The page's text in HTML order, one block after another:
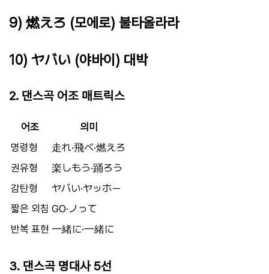
9) 燃えろ (모에로) 불타올라라
10) ヤバい (야바이) 대박
2. 댄스곡 어조 매트릭스
어조
의미
명령형
走れ·飛べ·燃えろ
권유형
楽しもう·踊ろう
감탄형
ヤバい·ヤッホー
짧은 외침 GO·ノって
반복 표현 一緒に·一緒に
3. 댄스곡 명대사 5선